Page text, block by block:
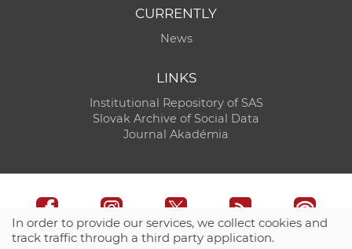
CURRENTLY
News
LINKS
Institutional Repository of SAS
Slovak Archive of Social Data
Journal Akadémia
In order to provide our services, we collect cookies and
track traffic through a third party application.